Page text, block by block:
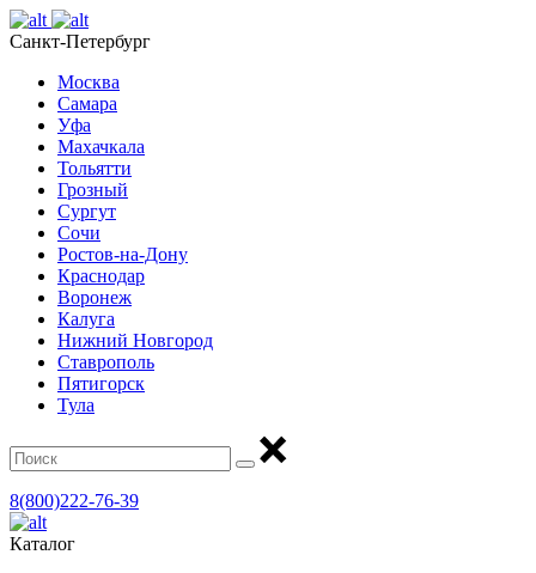
Санкт-Петербург
Москва
Самара
Уфа
Махачкала
Тольятти
Грозный
Сургут
Сочи
Ростов-на-Дону
Краснодар
Воронеж
Калуга
Нижний Новгород
Ставрополь
Пятигорск
Тула
8(800)222-76-39
Каталог